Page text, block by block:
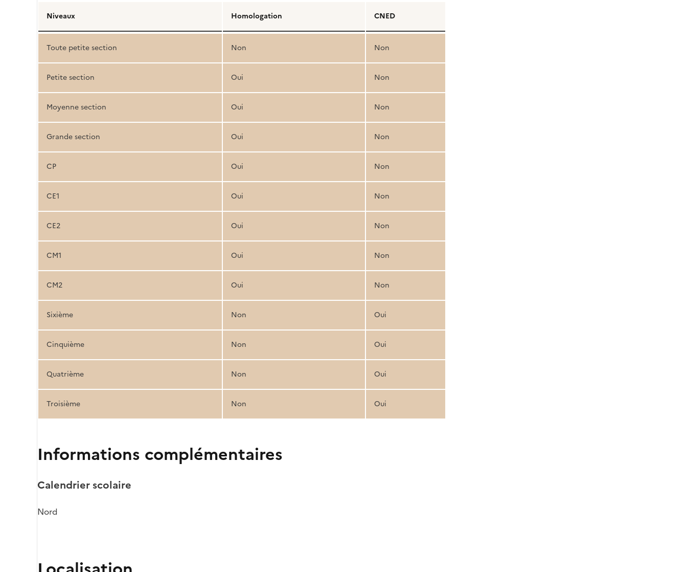
de
la
structure
pédagogique
Niveaux Homologation CNED
Toute petite section Non Non
Petite section Oui Non
Moyenne section Oui Non
Grande section Oui Non
CP Oui Non
CE1 Oui Non
CE2 Oui Non
CM1 Oui Non
CM2 Oui Non
Sixième Non Oui
Cinquième Non Oui
Quatrième Non Oui
Troisième Non Oui
Informations complémentaires
Calendrier scolaire
Nord